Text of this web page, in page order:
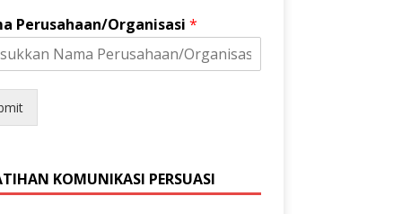
Perusahaan/Organisasi *
KOMUNIKASI PERSUASI